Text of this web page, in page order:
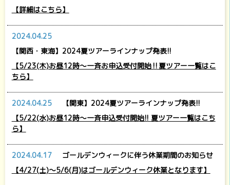
【詳細はこちら】
2024.04.25
【関西・東海】2024夏ツアーラインナップ発表!!
【5/23(木)お昼12時～一斉お申込受付開始‼夏ツアー一覧はこ
ちら】
2024.04.25
【関東】2024夏ツアーラインナップ発表!!
【5/22(水)お昼12時～一斉申込受付開始!! 夏ツアー一覧はこち
ら】
2024.04.17
ゴールデンウィークに伴う休業期間のお知らせ
【4/27(土)～5/6(月)はゴールデンウィーク休業となります】